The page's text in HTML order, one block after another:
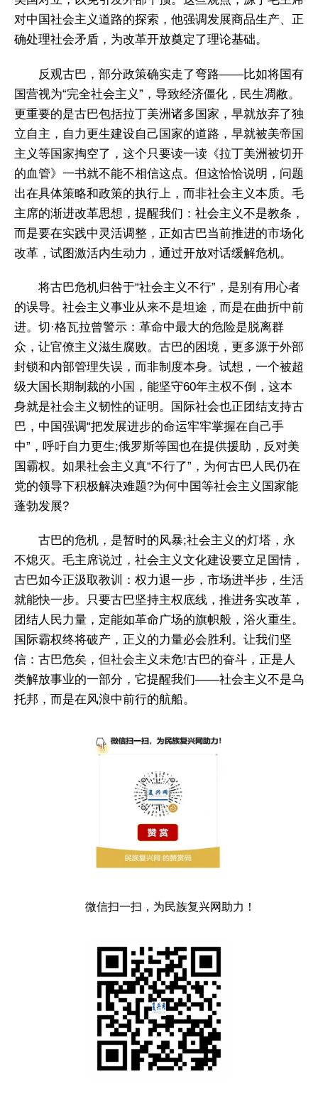
对中国社会主义道路的探索，他强调发展商品生产、正
确处理社会矛盾，为改革开放奠定了理论基础。
反观古巴，部分政策确实走了弯路——比如将国有
国营视为“完全社会主义”，导致经济僵化，民生凋敝。
更重要的是古巴包括拉丁美洲诸多国家，早就放弃了独
立自主，自力更生建设自己国家的道路，早就被美帝国
主义等国家掏空了，这个只要读一读《拉丁美洲被切开
的血管》一书就不能不相信这点。但这恰恰说明，问题
出在具体策略和政策的执行上，而非社会主义本质。毛
主席的渐进改革思想，提醒我们：社会主义不是教条，
而是要在实践中灵活调整，正如古巴当前推进的市场化
改革，试图激活内生动力，通过开放对话缓解危机。
将古巴危机归咎于“社会主义不行”，是别有用心者
的误导。社会主义事业从来不是坦途，而是在曲折中前
进。切·格瓦拉曾警示：革命中最大的危险是脱离群
众，让官僚主义滋生腐败。古巴的困境，更多源于外部
封锁和内部管理失误，而非制度本身。试想，一个被超
级大国长期制裁的小国，能坚守60年主权不倒，这本
身就是社会主义韧性的证明。国际社会也正团结支持古
巴，中国强调“把发展进步的命运牢牢掌握在自己手
中”，呼吁自力更生;俄罗斯等国也在提供援助，反对美
国霸权。如果社会主义真“不行了”，为何古巴人民仍在
党的领导下积极解决难题?为何中国等社会主义国家能
蓬勃发展?
古巴的危机，是暂时的风暴;社会主义的灯塔，永
不熄灭。毛主席说过，社会主义文化建设要立足国情，
古巴如今正汲取教训：权力退一步，市场进半步，生活
就能快一步。只要古巴坚持主权底线，推进务实改革，
团结人民力量，定能如革命广场的旗帜般，浴火重生。
国际霸权终将破产，正义的力量必会胜利。让我们坚
信：古巴危矣，但社会主义未危!古巴的奋斗，正是人
类解放事业的一部分，它提醒我们——社会主义不是乌
托邦，而是在风浪中前行的航船。
微信扫一扫，为民族复兴网助力！